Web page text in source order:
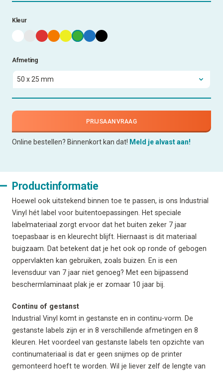
Kleur
Afmeting
PRIJSAANVRAAG
Online bestellen? Binnenkort kan dat! Meld je alvast aan!
Productinformatie
Hoewel ook uitstekend binnen toe te passen, is ons Industrial
Vinyl hét label voor buitentoepassingen. Het speciale
labelmateriaal zorgt ervoor dat het buiten zeker 7 jaar
toepasbaar is en kleurecht blijft. Hiernaast is dit materiaal
buigzaam. Dat betekent dat je het ook op ronde of gebogen
oppervlakten kan gebruiken, zoals buizen. En is een
levensduur van 7 jaar niet genoeg? Met een bijpassend
beschermlaminaat plak je er zomaar 10 jaar bij.
Continu of gestanst
Industrial Vinyl komt in gestanste en in continu-vorm. De
gestanste labels zijn er in 8 verschillende afmetingen en 8
kleuren. Het voordeel van gestanste labels ten opzichte van
continumateriaal is dat er geen snijmes op de printer
gemonteerd hoeft te worden. Wil je liever zelf de lengte van